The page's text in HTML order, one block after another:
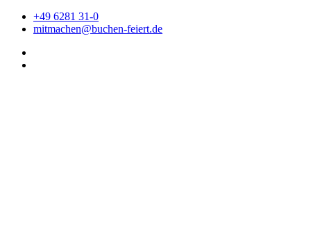
+49 6281 31-0
mitmachen@buchen-feiert.de